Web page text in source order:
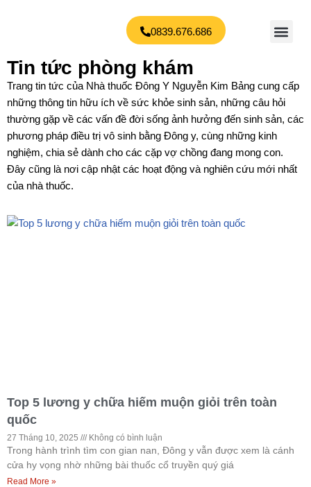
dung
0839.676.686
Tin tức phòng khám
Trang tin tức của Nhà thuốc Đông Y Nguyễn Kim Bảng cung cấp
những thông tin hữu ích về sức khỏe sinh sản, những câu hỏi
thường gặp về các vấn đề đời sống ảnh hưởng đến sinh sản, các
phương pháp điều trị vô sinh bằng Đông y, cùng những kinh
nghiệm, chia sẻ dành cho các cặp vợ chồng đang mong con.
Đây cũng là nơi cập nhật các hoạt động và nghiên cứu mới nhất
của nhà thuốc.
Top 5 lương y chữa hiếm muộn giỏi trên toàn
quốc
27 Tháng 10, 2025 Không có bình luận
Trong hành trình tìm con gian nan, Đông y vẫn được xem là cánh
cửa hy vọng nhờ những bài thuốc cổ truyền quý giá
Read More »